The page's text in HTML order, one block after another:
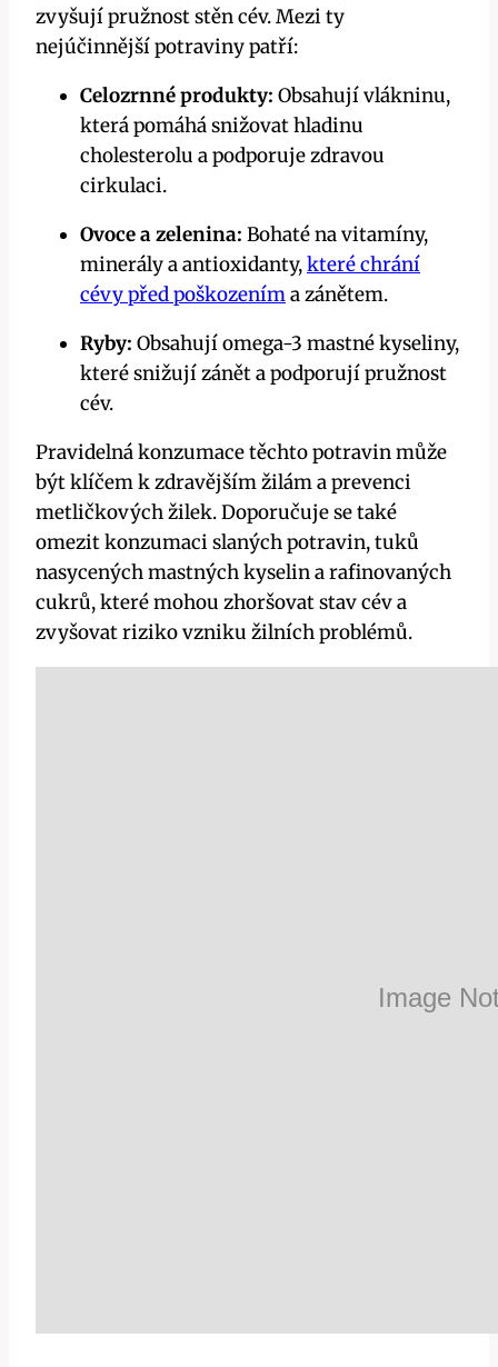
zvyšují‍ pružnost stěn cév.⁤ Mezi ty
nejúčinnější potraviny patří:
Celozrnné produkty: Obsahují vlákninu,
která⁣ pomáhá snižovat hladinu
cholesterolu a ⁤podporuje ‍zdravou
cirkulaci.
Ovoce a zelenina: Bohaté na vitamíny,‌
minerály a antioxidanty,které chrání
cévy před poškozeníma zánětem.
Ryby: Obsahují omega-3 mastné kyseliny,
které snižují zánět a podporují pružnost
cév.
Pravidelná konzumace těchto potravin může
být klíčem k zdravějším žilám⁤ a⁤ prevenci
metličkových ⁣žilek. Doporučuje se také
omezit konzumaci slaných⁤ potravin, tuků
nasycených mastných kyselin a rafinovaných
cukrů, které​ mohou zhoršovat stav cév a
zvyšovat riziko vzniku žilních problémů.